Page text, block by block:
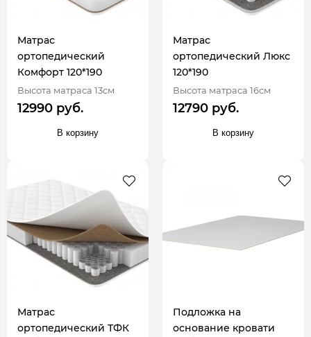
Матрас
ортопедический
Комфорт 120*190
Высота матраса 13см
12990 руб.
В корзину
Матрас
ортопедический Люкс
120*190
Высота матраса 16см
12790 руб.
В корзину
Матрас
ортопедический ТФК
Подложка на
основание кровати